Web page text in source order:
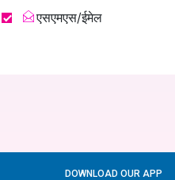
एसएमएस/ईमेल
DOWNLOAD OUR APP